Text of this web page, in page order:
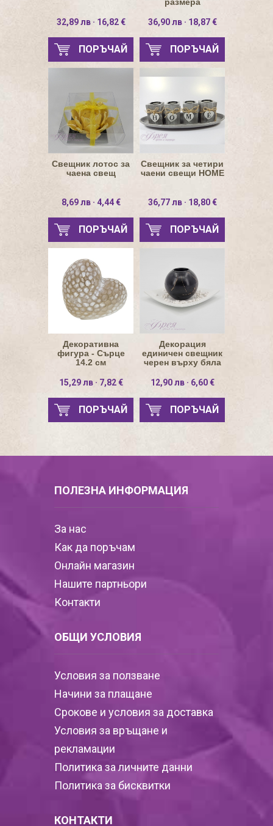
32,89 лв · 16,82 €
ПОРЪЧАЙ
36,90 лв · 18,87 €
ПОРЪЧАЙ
Свещник лотос за
чаена свещ
8,69 лв · 4,44 €
ПОРЪЧАЙ
Свещник за четири
чаени свещи НОМЕ
36,77 лв · 18,80 €
ПОРЪЧАЙ
Декоративна
фигура - Сърце
14.2 см
15,29 лв · 7,82 €
ПОРЪЧАЙ
Декорация
единичен свещник
черен върху бяла
12,90 лв · 6,60 €
ПОРЪЧАЙ
ПОЛЕЗНА ИНФОРМАЦИЯ
За нас
Как да поръчам
Онлайн магазин
Нашите партньори
Контакти
ОБЩИ УСЛОВИЯ
Условия за ползване
Начини за плащане
Срокове и условия за доставка
Условия за връщане и
рекламации
Политика за личните данни
Политика за бисквитки
КОНТАКТИ